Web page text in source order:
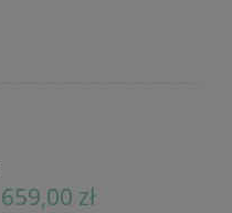
659,00 zł